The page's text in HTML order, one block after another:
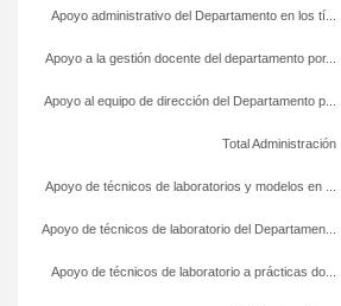
Apoyo de técnicos de laboratorio a prácticas do...
Apoyo de técnicos de laboratorio del Departamen...
Apoyo de técnicos de laboratorios y modelos en ...
Total Administración
Apoyo al equipo de dirección del Departamento p...
Apoyo a la gestión docente del departamento por...
Apoyo administrativo del Departamento en los tí...